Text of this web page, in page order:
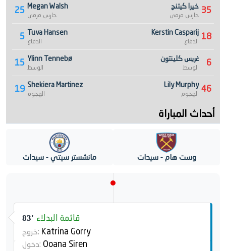
25 Megan Walsh
حارس مرمى
5 Tuva Hansen
الدفاع
15 Ylinn Tennebø
الوسط
19 Shekiera Martinez
الهجوم
35 خيرا كيتنج
حارس مرمى
18
Kerstin Casparij
الدفاع
6 غريس كلينتون
الوسط
46
Lily Murphy
الهجوم
أحداث المباراة
وست هام - سيدات مانشستر سيتي - سيدات
83' قائمة البدلاء
خروج: Katrina Gorry
دخول: Ooana Siren